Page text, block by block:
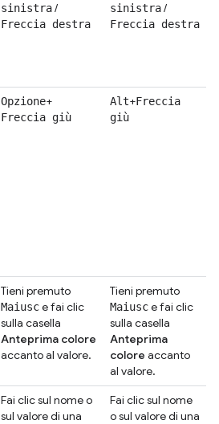
sinistra/
Freccia destra
sinistra/
Freccia destra
Opzione+
Freccia giù
Alt+Freccia
giù
Tieni premuto
Maiusce fai clic
sulla casella
Anteprima colore
accanto al valore.
Tieni premuto
Maiusce fai clic
sulla casella
Anteprima
colore accanto
al valore.
Fai clic sul nome o
sul valore di una
Fai clic sul nome
o sul valore di una